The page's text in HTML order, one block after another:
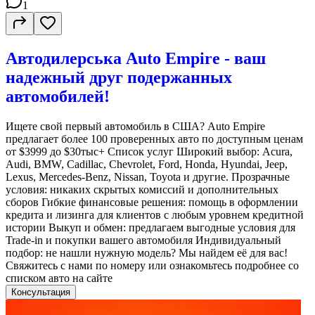
1
Автодилерська Auto Empire - ваш
надежный друг подержанных
автомобилей!
Ищете свой первый автомобиль в США? Auto Empire
предлагает более 100 проверенных авто по доступным ценам
от $3999 до $30тыс+ Список услуг Широкий выбор: Acura,
Audi, BMW, Cadillac, Chevrolet, Ford, Honda, Hyundai, Jeep,
Lexus, Mercedes-Benz, Nissan, Toyota и другие. Прозрачные
условия: никаких скрытых комиссий и дополнительных
сборов Гибкие финансовые решения: помощь в оформлении
кредита и лизинга для клиентов с любым уровнем кредитной
истории Выкуп и обмен: предлагаем выгодные условия для
Trade-in и покупки вашего автомобиля Индивидуальный
подбор: не нашли нужную модель? Мы найдем её для вас!
Свяжитесь с нами по номеру или ознакомьтесь подробнее со
списком авто на сайте
Консультация